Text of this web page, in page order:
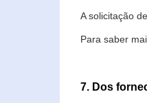
A solicitação
Para saber
7. Dos